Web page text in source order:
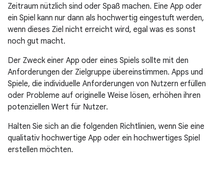
Zeitraum nützlich sind oder Spaß machen. Eine App oder
ein Spiel kann nur dann als hochwertig eingestuft werden,
wenn dieses Ziel nicht erreicht wird, egal was es sonst
noch gut macht.
Der Zweck einer App oder eines Spiels sollte mit den
Anforderungen der Zielgruppe übereinstimmen. Apps und
Spiele, die individuelle Anforderungen von Nutzern erfüllen
oder Probleme auf originelle Weise lösen, erhöhen ihren
potenziellen Wert für Nutzer.
Halten Sie sich an die folgenden Richtlinien, wenn Sie eine
qualitativ hochwertige App oder ein hochwertiges Spiel
erstellen möchten.